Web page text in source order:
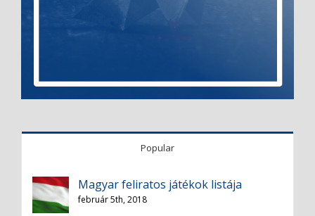
Popular
Magyar feliratos játékok listája
február 5th, 2018